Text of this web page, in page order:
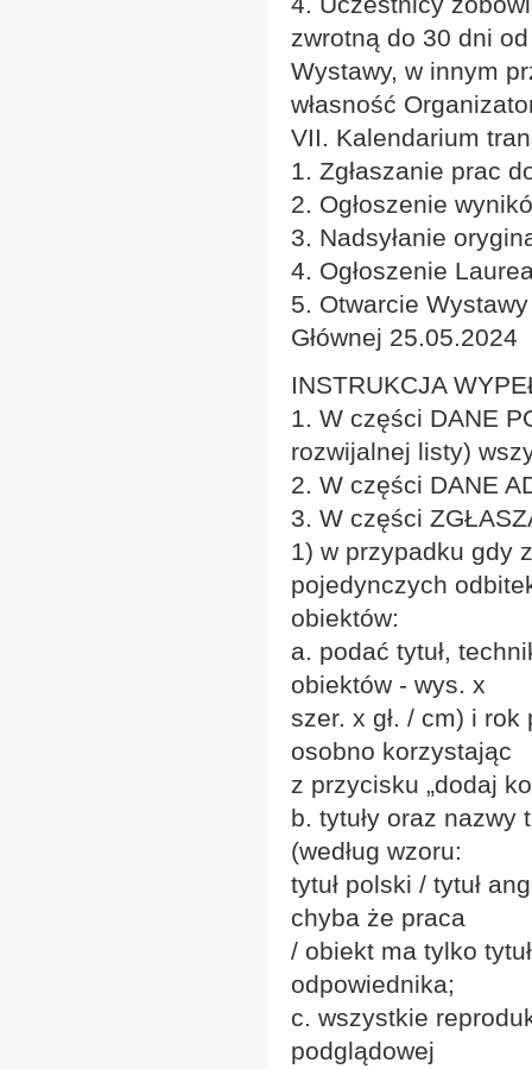
zwrotną do 30 dni
Wystawy, w innym
własność
VII. Kalendarium
1. Zgłaszanie prac
2. Ogłoszenie
3. Nadsyłanie
4. Ogłoszenie
5. Otwarcie
Głównej 25.05.2024
INSTRUKCJA
1. W części DANE
rozwijalnej listy)
2. W części DANE
3. W części
1) w przypadku gdy
pojedynczych
obiektów:
a. podać tytuł,
obiektów - wys. x
szer. x gł. / cm) i
osobno korzystając
z przycisku „dodaj
b. tytuły oraz
(według wzoru:
tytuł polski / tytuł
chyba że praca
/ obiekt ma tylko
odpowiednika;
c. wszystkie
podglądowej